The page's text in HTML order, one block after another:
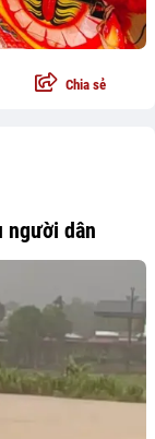
Chia sẻ
người dân